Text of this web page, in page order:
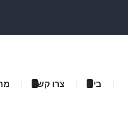
בית צרו קשר